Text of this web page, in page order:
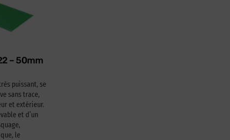
– 50mm
puissant, se
sans trace,
et extérieur.
et d’un
le